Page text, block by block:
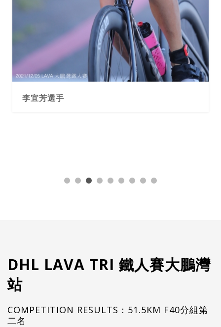
李宜芳選手
DHL LAVA TRI 鐵人賽大鵬灣
站
COMPETITION RESULTS：51.5KM F40分組第
二名